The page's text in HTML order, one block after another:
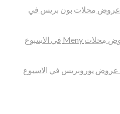
Bunnpris tilbudene i uke 6 عروض محلات بون بريس في
Menys tilbudene uke 6 عروض محلات Meny في الاسبوع
Europriss tilbudene i uke 6 عروض يوروبريس في الاسبوع